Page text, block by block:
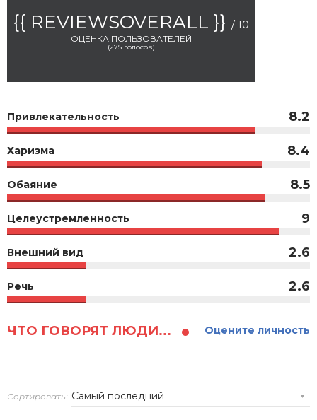
{{ REVIEWSOVERALL }} / 10
ОЦЕНКА ПОЛЬЗОВАТЕЛЕЙ
(275голосов)
Привлекательность 8.2
Харизма 8.4
Обаяние 8.5
Целеустремленность 9
Внешний вид 2.6
Речь 2.6
ЧТО ГОВОРЯТ ЛЮДИ... Оцените личность
Сортировать: